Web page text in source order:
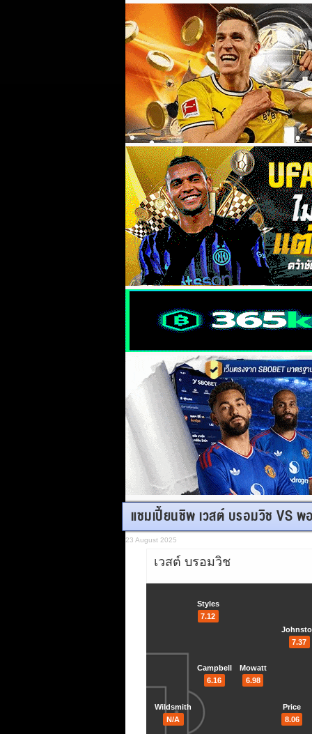
แชมเปี้ยนชิพ เวสต์ บรอมวิช VS
23 August 2025
เวสต์ บรอมวิช
Wildsmith
N/A
Styles
7.12
Campbell
6.16
Mowatt
6.98
7.37
Price
8.06